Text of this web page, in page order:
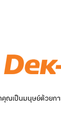
ณเป็นมนุษย์ด้วยกา